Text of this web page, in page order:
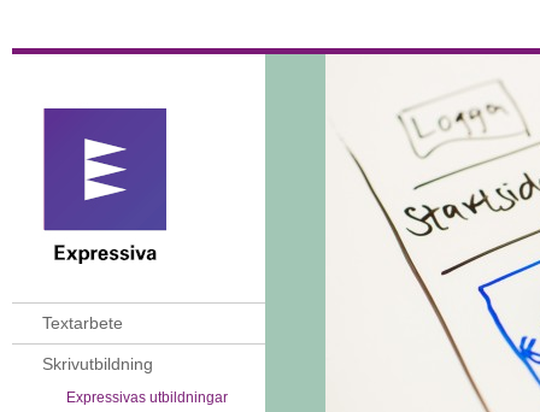
Textarbete
Skrivutbildning
Expressivas utbildningar